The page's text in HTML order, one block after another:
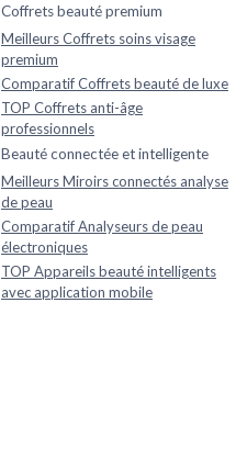
Coffrets beauté premium
Meilleurs Coffrets soins visage
premium
Comparatif Coffrets beauté de luxe
TOP Coffrets anti-âge
professionnels
Beauté connectée et intelligente
Meilleurs Miroirs connectés analyse
de peau
Comparatif Analyseurs de peau
électroniques
TOP Appareils beauté intelligents
avec application mobile